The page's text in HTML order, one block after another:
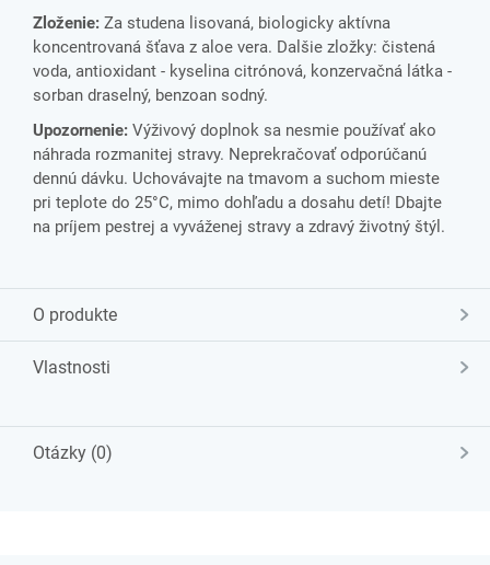
Zloženie: Za studena lisovaná, biologicky aktívna
koncentrovaná šťava z aloe vera. Dalšie zložky: čistená
voda, antioxidant - kyselina citrónová, konzervačná látka -
sorban draselný, benzoan sodný.
Upozornenie: Výživový doplnok sa nesmie používať ako
náhrada rozmanitej stravy. Neprekračovať odporúčanú
dennú dávku. Uchovávajte na tmavom a suchom mieste
pri teplote do 25°C, mimo dohľadu a dosahu detí! Dbajte
na príjem pestrej a vyváženej stravy a zdravý životný štýl.
O produkte
Vlastnosti
Otázky (0)